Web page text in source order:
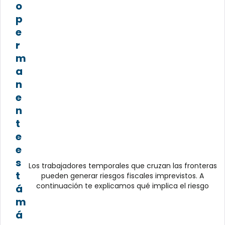
o
p
e
r
m
a
n
e
n
t
e
e
s
t
á
m
á
Los trabajadores temporales que cruzan las fronteras
pueden generar riesgos fiscales imprevistos. A
continuación te explicamos qué implica el riesgo